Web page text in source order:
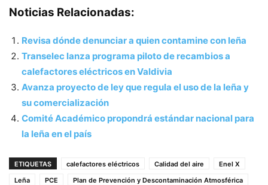
Noticias Relacionadas:
Revisa dónde denunciar a quien contamine con leña
Transelec lanza programa piloto de recambios a
calefactores eléctricos en Valdivia
Avanza proyecto de ley que regula el uso de la leña y
su comercialización
Comité Académico propondrá estándar nacional para
la leña en el país
ETIQUETAS calefactores eléctricos Calidad del aire
Enel X
Leña
PCE
Plan de Prevención y Descontaminación Atmosférica